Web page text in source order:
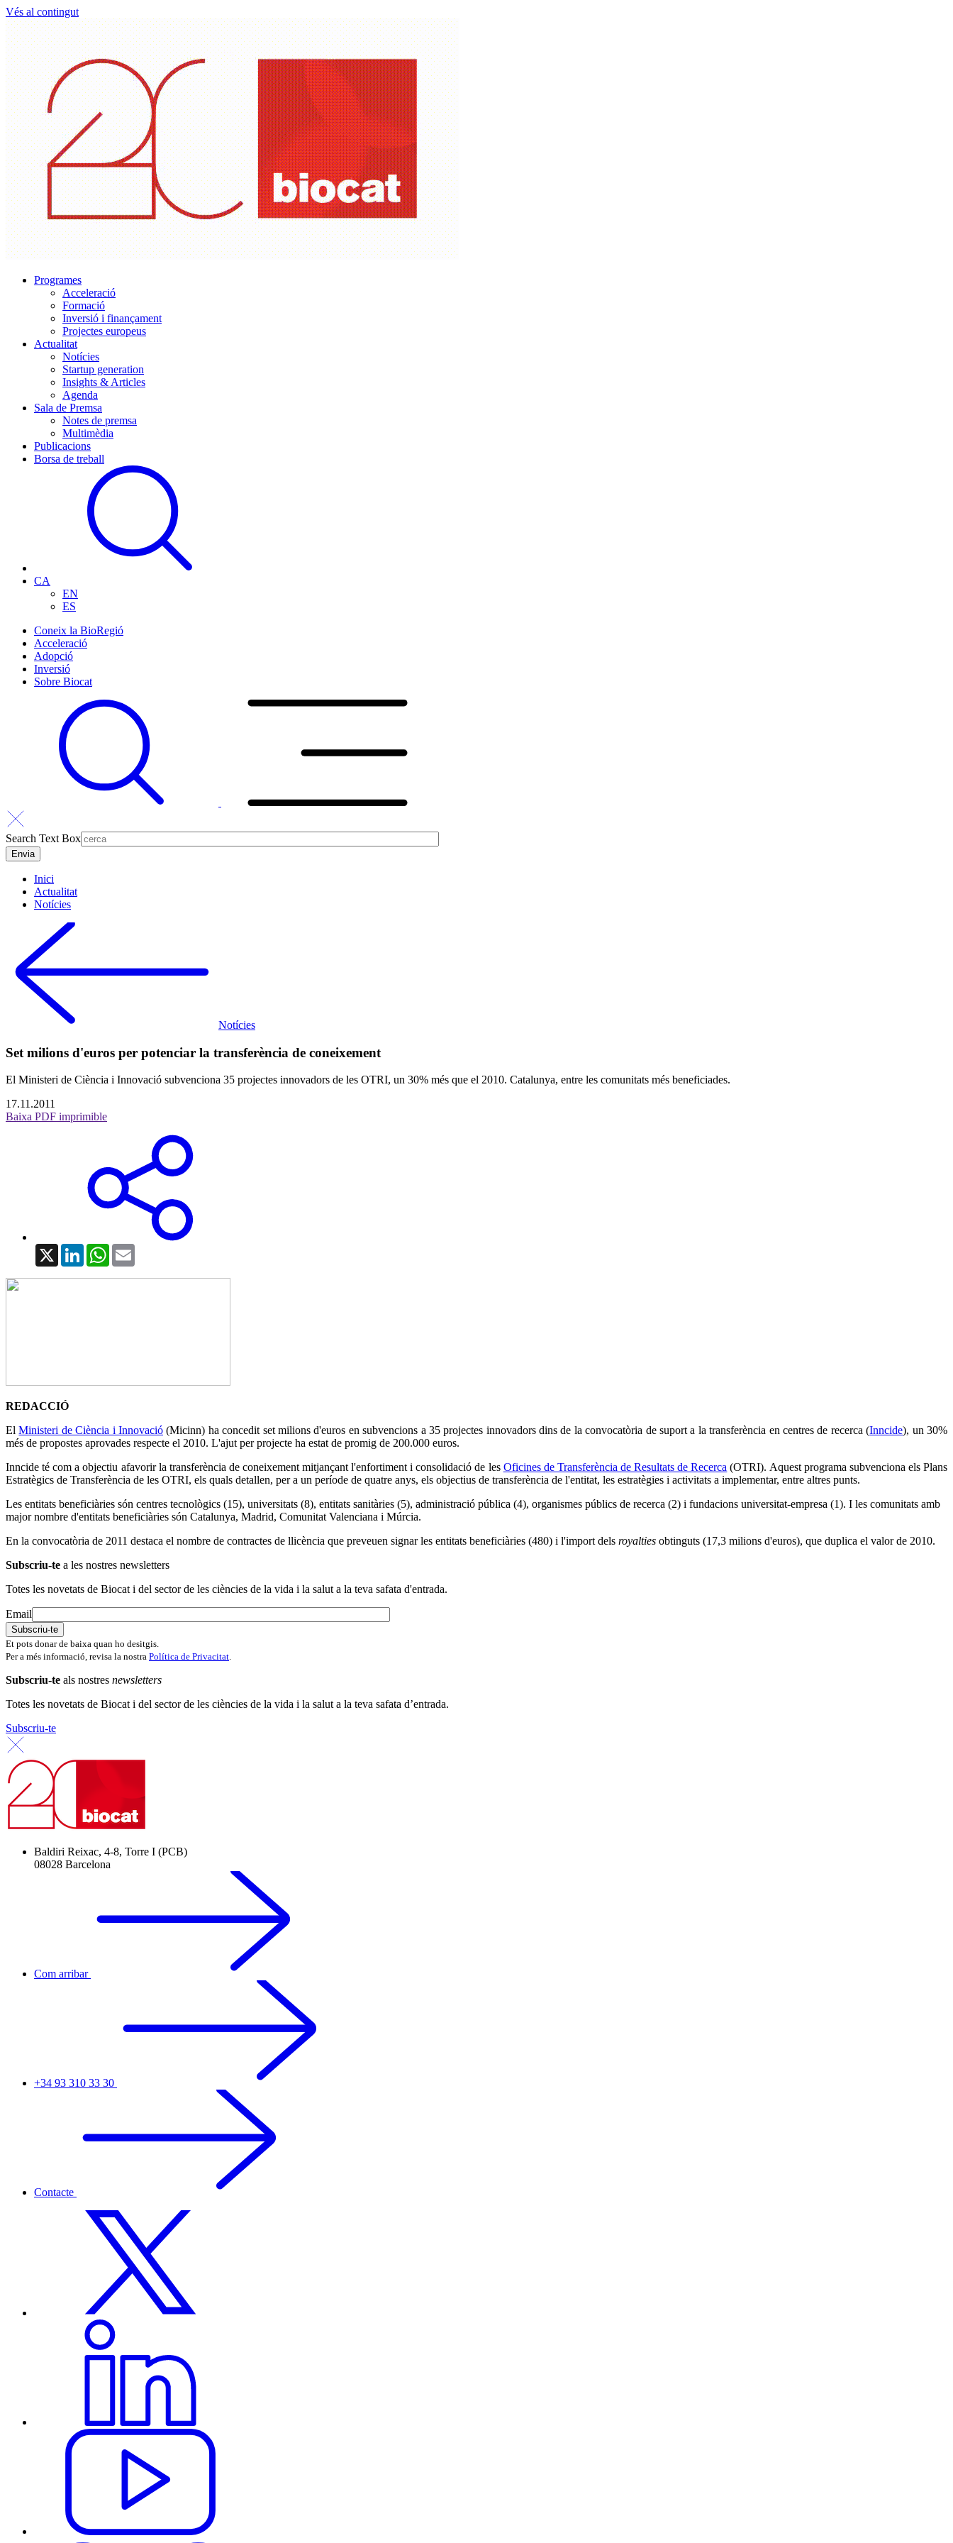
Vés al contingut
Programes
Acceleració
Formació
Inversió i finançament
Projectes europeus
Actualitat
Notícies
Startup generation
Insights & Articles
Agenda
Sala de Premsa
Notes de premsa
Multimèdia
Publicacions
Borsa de treball
CA
EN
ES
Coneix la BioRegió
Acceleració
Adopció
Inversió
Sobre Biocat
Search Text Box
Inici
Actualitat
Notícies
Notícies
Set milions d'euros per potenciar la transferència de coneixement
El Ministeri de Ciència i Innovació subvenciona 35 projectes innovadors de les OTRI, un 30% més que el 2010. Catalunya, entre les comunitats més beneficiades.
17.11.2011
Baixa PDF imprimible
X LinkedInWhatsApp
REDACCIÓ
ElMinisteri de Ciència i Innovació(Micinn) ha concedit set milions d'euros en subvencions a 35 projectes innovadors dins de la convocatòria de suport a la transferència en centres de recerca (Inncide), un 30%
més de propostes aprovades respecte el 2010. L'ajut per projecte ha estat de promig de 200.000 euros.
Inncide té com a objectiu afavorir la transferència de coneixement mitjançant l'enfortiment i consolidació de les Oficines de Transferència de Resultats de Recerca (OTRI). Aquest programa subvenciona els Plans
Estratègics de Transferència de les OTRI, els quals detallen, per a un període de quatre anys, els objectius de transferència de l'entitat, les estratègies i activitats a implementar, entre altres punts.
Les entitats beneficiàries són centres tecnològics (15), universitats (8), entitats sanitàries (5), administració pública (4), organismes públics de recerca (2) i fundacions universitat-empresa (1). I les comunitats amb
major nombre d'entitats beneficiàries són Catalunya, Madrid, Comunitat Valenciana i Múrcia.
En la convocatòria de 2011 destaca el nombre de contractes de llicència que preveuen signar les entitats beneficiàries (480) i l'import dels royalties obtinguts (17,3 milions d'euros), que duplica el valor de 2010.
Subscriu-te a les nostres newsletters
Totes les novetats de Biocat i del sector de les ciències de la vida i la salut a la teva safata d'entrada.
Email
Et pots donar de baixa quan ho desitgis.
Per a més informació, revisa la nostra Política de Privacitat.
Subscriu-te als nostres newsletters
Totes les novetats de Biocat i del sector de les ciències de la vida i la salut a la teva safata d’entrada.
Subscriu-te
Baldiri Reixac, 4-8, Torre I (PCB)
08028 Barcelona
Com arribar
+34 93 310 33 30
Contacte